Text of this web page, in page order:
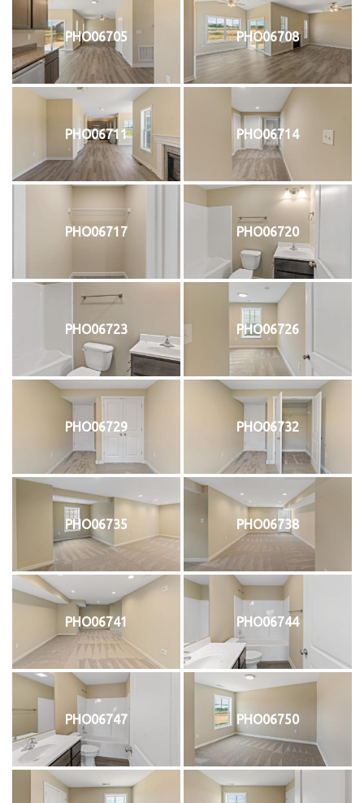
PHO06705 PHO06708
PHO06711 PHO06714
PHO06717 PHO06720
PHO06723 PHO06726
PHO06729 PHO06732
PHO06735 PHO06738
PHO06741 PHO06744
PHO06747 PHO06750